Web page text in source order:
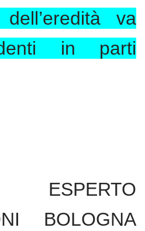
va
in parti
ESPERTO
BOLOGNA